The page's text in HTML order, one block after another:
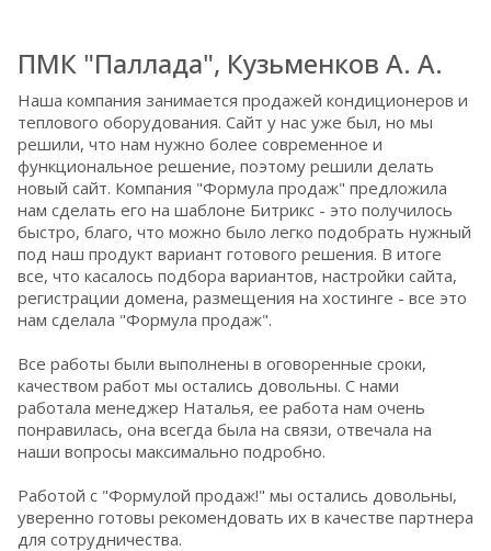
ПМК "Паллада", Кузьменков А. А.
Наша компания занимается продажей кондиционеров и
теплового оборудования. Сайт у нас уже был, но мы
решили, что нам нужно более современное и
функциональное решение, поэтому решили делать
новый сайт. Компания "Формула продаж" предложила
нам сделать его на шаблоне Битрикс - это получилось
быстро, благо, что можно было легко подобрать нужный
под наш продукт вариант готового решения. В итоге
все, что касалось подбора вариантов, настройки сайта,
регистрации домена, размещения на хостинге - все это
нам сделала "Формула продаж".
Все работы были выполнены в оговоренные сроки,
качеством работ мы остались довольны. С нами
работала менеджер Наталья, ее работа нам очень
понравилась, она всегда была на связи, отвечала на
наши вопросы максимально подробно.
Работой с "Формулой продаж!" мы остались довольны,
уверенно готовы рекомендовать их в качестве партнера
для сотрудничества.